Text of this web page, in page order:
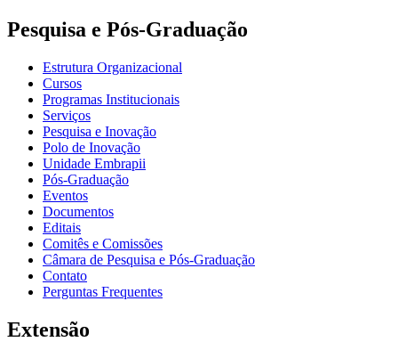
Pesquisa e Pós-Graduação
Estrutura Organizacional
Cursos
Programas Institucionais
Serviços
Pesquisa e Inovação
Polo de Inovação
Unidade Embrapii
Pós-Graduação
Eventos
Documentos
Editais
Comitês e Comissões
Câmara de Pesquisa e Pós-Graduação
Contato
Perguntas Frequentes
Extensão